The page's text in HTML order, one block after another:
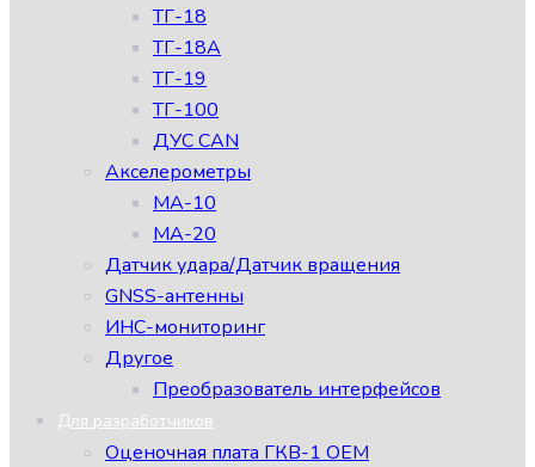
ТГ-18
ТГ-18А
ТГ-19
ТГ-100
ДУС CAN
Акселерометры
МА-10
МА-20
Датчик удара/Датчик вращения
GNSS-антенны
ИНС-мониторинг
Другое
Преобразователь интерфейсов
Для разработчиков
Оценочная плата ГКВ-1 ОЕМ